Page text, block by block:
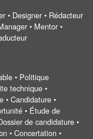
• Designer • Rédacteur
• Mentor •
• Politique
technique •
• Candidature •
• Étude de
de candidature •
• Concertation •